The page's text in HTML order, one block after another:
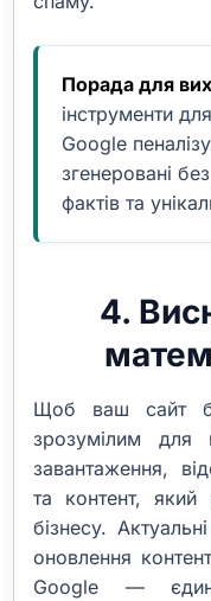
Порада для
інструменти для
Google
згенеровані
фактів та
4.
Щоб ваш сайт
зрозумілим
завантаження,
та контент, який
бізнесу. Актуальні
оновлення
Google —